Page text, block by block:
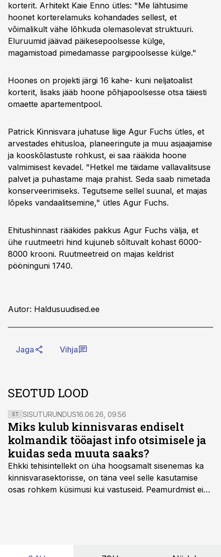
korterit. Arhitekt Kaie Enno ütles: "Me lähtusime
hoonet korterelamuks kohandades sellest, et
võimalikult vähe lõhkuda olemasolevat struktuuri.
Eluruumid jäävad päikesepoolsesse külge,
magamistoad pimedamasse pargipoolsesse külge."
Hoones on projekti järgi 16 kahe- kuni neljatoalist
korterit, lisaks jääb hoone põhjapoolsesse otsa täiesti
omaette apartementpool.
Patrick Kinnisvara juhatuse liige Agur Fuchs ütles, et
arvestades ehitusloa, planeeringute ja muu asjaajamise
ja kooskõlastuste rohkust, ei saa rääkida hoone
valmimisest kevadel. "Hetkel me täidame vallavalitsuse
palvet ja puhastame maja prahist. Seda saab nimetada
konserveerimiseks. Tegutseme sellel suunal, et majas
lõpeks vandaalitsemine," ütles Agur Fuchs.
Ehitushinnast rääkides pakkus Agur Fuchs välja, et
ühe ruutmeetri hind kujuneb sõltuvalt kohast 6000-
8000 krooni. Ruutmeetreid on majas keldrist
pööninguni 1740.
Autor: Haldusuudised.ee
Jaga Vihja
SEOTUD LOOD
ST SISUTURUNDUS16.06.26, 09:56
Miks kulub kinnisvaras endiselt
kolmandik tööajast info otsimisele ja
kuidas seda muuta saaks?
Ehkki tehisintellekt on üha hoogsamalt sisenemas ka
kinnisvarasektorisse, on täna veel selle kasutamise
osas rohkem küsimusi kui vastuseid. Peamurdmist ei